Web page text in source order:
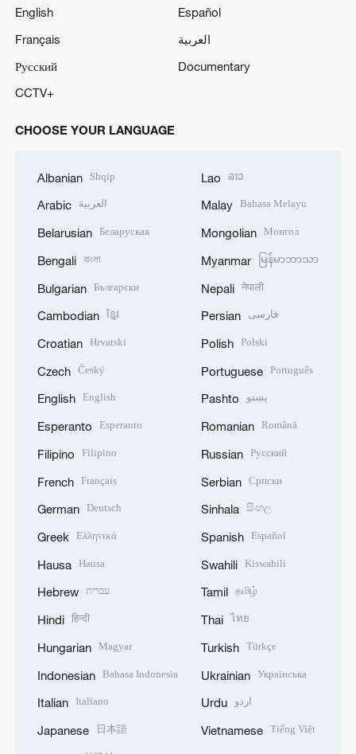
English
Español
Français
العربية
Русский
Documentary
CCTV+
CHOOSE YOUR LANGUAGE
Albanian Shqip
Arabic العربية
Belarusian Беларуская
Bengali বাংলা
Bulgarian Български
Cambodian ខ្មែរ
Croatian Hrvatski
Czech Český
English English
Esperanto Esperanto
Filipino Filipino
French Français
German Deutsch
Greek Ελληνικά
Hausa Hausa
Hebrew עברית
Hindi हिन्दी
Hungarian Magyar
Indonesian Bahasa Indonesia
Italian Italiano
Japanese 日本語
Lao ລາວ
Malay Bahasa Melayu
Mongolian Монгол
Myanmar မြန်မာဘာသာ
Nepali नेपाली
Persian فارسی
Polish Polski
Portuguese Português
Pashto پښتو
Romanian Română
Russian Русский
Serbian Српски
Sinhala සිංහල
Spanish Español
Swahili Kiswahili
Tamil தமிழ்
Thai ไทย
Turkish Türkçe
Ukrainian Українська
Urdu اردو
Vietnamese Tiếng Việt